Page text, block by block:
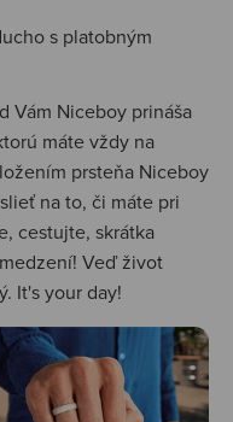
s platobným
Vám Niceboy prináša
máte vždy na
prsteňa Niceboy
na to, či máte pri
cestujte, skrátka
Veď život
It's your day!